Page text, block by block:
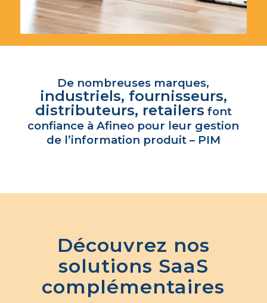
De nombreuses marques,
industriels, fournisseurs,
distributeurs, retailers font
confiance à Afineo pour leur gestion
de l’information produit – PIM
Découvrez nos
solutions SaaS
complémentaires